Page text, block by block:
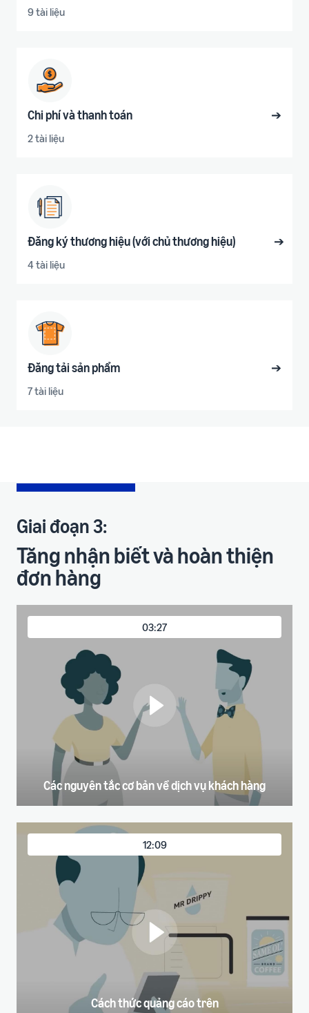
9 tài liệu
Chi phí và thanh toán
2 tài liệu
➔
Đăng ký thương hiệu (với chủ thương hiệu)
4 tài liệu
➔
Đăng tải sản phẩm
7 tài liệu
➔
Giai đoạn 3:
Tăng nhận biết và hoàn thiện
đơn hàng
03:27
Các nguyên tắc cơ bản về dịch vụ khách hàng
12:09
Cách thức quảng cáo trên